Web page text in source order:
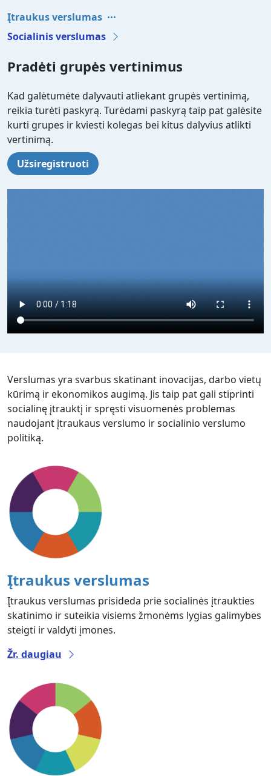
Įtraukus verslumas
Socialinis verslumas
Pradėti grupės vertinimus
Kad galėtumėte dalyvauti atliekant grupės vertinimą,
reikia turėti paskyrą. Turėdami paskyrą taip pat galėsite
kurti grupes ir kviesti kolegas bei kitus dalyvius atlikti
vertinimą.
Užsiregistruoti
Verslumas yra svarbus skatinant inovacijas, darbo vietų
kūrimą ir ekonomikos augimą. Jis taip pat gali stiprinti
socialinę įtrauktį ir spręsti visuomenės problemas
naudojant įtraukaus verslumo ir socialinio verslumo
politiką.
Įtraukus verslumas
Įtraukus verslumas prisideda prie socialinės įtraukties
skatinimo ir suteikia visiems žmonėms lygias galimybes
steigti ir valdyti įmones.
Žr. daugiau